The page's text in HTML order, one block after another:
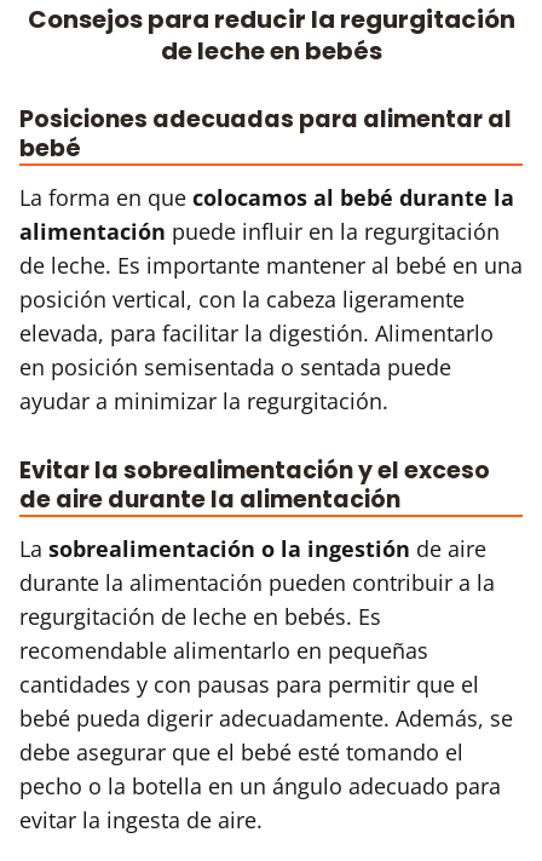
Consejos para reducir la regurgitación
de leche en bebés
Posiciones adecuadas para alimentar al
bebé
La forma en que colocamos al bebé durante la
alimentación puede influir en la regurgitación
de leche. Es importante mantener al bebé en una
posición vertical, con la cabeza ligeramente
elevada, para facilitar la digestión. Alimentarlo
en posición semisentada o sentada puede
ayudar a minimizar la regurgitación.
Evitar la sobrealimentación y el exceso
de aire durante la alimentación
La sobrealimentación o la ingestión de aire
durante la alimentación pueden contribuir a la
regurgitación de leche en bebés. Es
recomendable alimentarlo en pequeñas
cantidades y con pausas para permitir que el
bebé pueda digerir adecuadamente. Además, se
debe asegurar que el bebé esté tomando el
pecho o la botella en un ángulo adecuado para
evitar la ingesta de aire.